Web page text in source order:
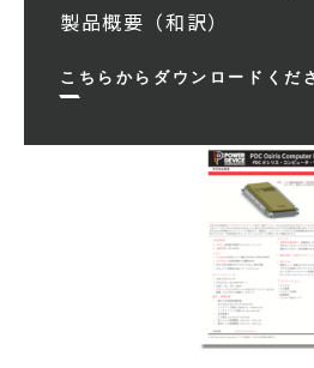
製品概要（和訳）
こちらからダウンロードくだ